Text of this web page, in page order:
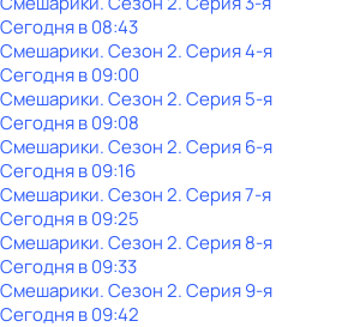
Сегодня в 08:43
Смешарики. Сезон 2. Серия 4-я
Сегодня в 09:00
Смешарики. Сезон 2. Серия 5-я
Сегодня в 09:08
Смешарики. Сезон 2. Серия 6-я
Сегодня в 09:16
Смешарики. Сезон 2. Серия 7-я
Сегодня в 09:25
Смешарики. Сезон 2. Серия 8-я
Сегодня в 09:33
Смешарики. Сезон 2. Серия 9-я
Сегодня в 09:42